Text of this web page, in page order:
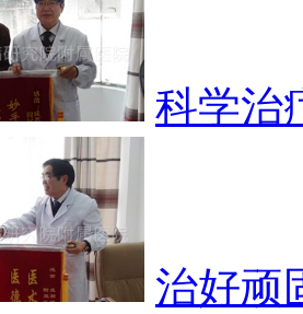
科学治
治好顽